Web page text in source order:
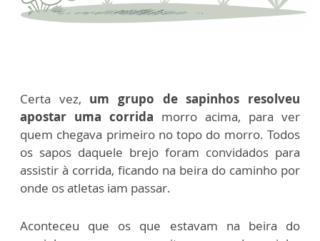
Certa vez, um grupo de sapinhos resolveu
apostar uma corrida morro acima, para ver
quem chegava primeiro no topo do morro. Todos
os sapos daquele brejo foram convidados para
assistir à corrida, ficando na beira do caminho por
onde os atletas iam passar.
Aconteceu que os que estavam na beira do